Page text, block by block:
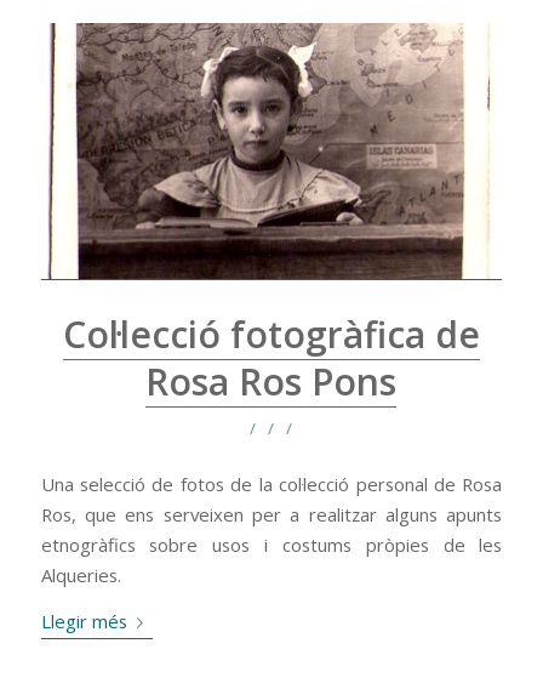
Col·lecció fotogràfica de
Rosa Ros Pons
/ / /
Una selecció de fotos de la col·lecció personal de Rosa
Ros, que ens serveixen per a realitzar alguns apunts
etnogràfics sobre usos i costums pròpies de les
Alqueries.
Llegir més